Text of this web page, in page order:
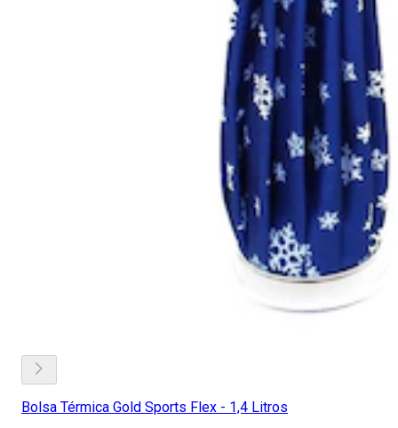
Bolsa Térmica Gold Sports Flex - 1,4 Litros